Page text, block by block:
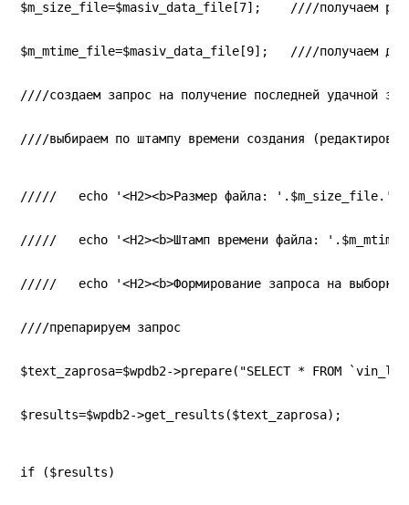
$m_size_file=$masiv_data_file[7];    ////получаем
$m_mtime_file=$masiv_data_file[9];   ////получаем дату
////создаем запрос на получение последней удачной
////выбираем по штампу времени создания
/////   echo '<H2><b>Размер файла: '.$m_size_file.'</
/////   echo '<H2><b>Штамп времени файла:
/////   echo '<H2><b>Формирование запроса на
////препарируем запрос
$text_zaprosa=$wpdb2->prepare("SELECT * FROM
$results=$wpdb2->get_results($text_zaprosa);
if ($results)